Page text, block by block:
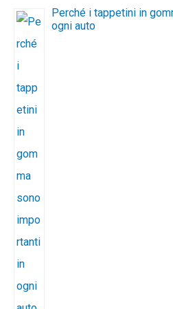
Perché i tappetini in
ogni auto